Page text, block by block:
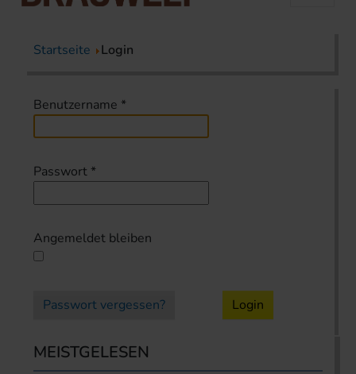
Startseite Login
Benutzername *
Passwort *
Angemeldet bleiben
Passwort vergessen? Login
MEISTGELESEN